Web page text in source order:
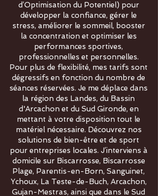
d’Optimisation du Potentiel) pour
développer la confiance, gérer le
stress, améliorer le sommeil, booster
la concentration et optimiser les
performances sportives,
professionnelles et personnelles.
Pour plus de flexibilité, mes tarifs sont
dégressifs en fonction du nombre de
séances réservées. Je me déplace dans
la région des Landes, du Bassin
d'Arcachon et du Sud Gironde, en
mettant à votre disposition tout le
matériel nécessaire. Découvrez nos
solutions de bien-être et de sport
pour entreprises locales. J’interviens à
domicile sur Biscarrosse, Biscarrosse
Plage, Parentis-en-Born, Sanguinet,
Ychoux, La Teste-de-Buch, Arcachon,
Gujan-Mestras, ainsi que dans le Sud